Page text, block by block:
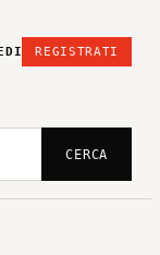
REGISTRATI
CERCA